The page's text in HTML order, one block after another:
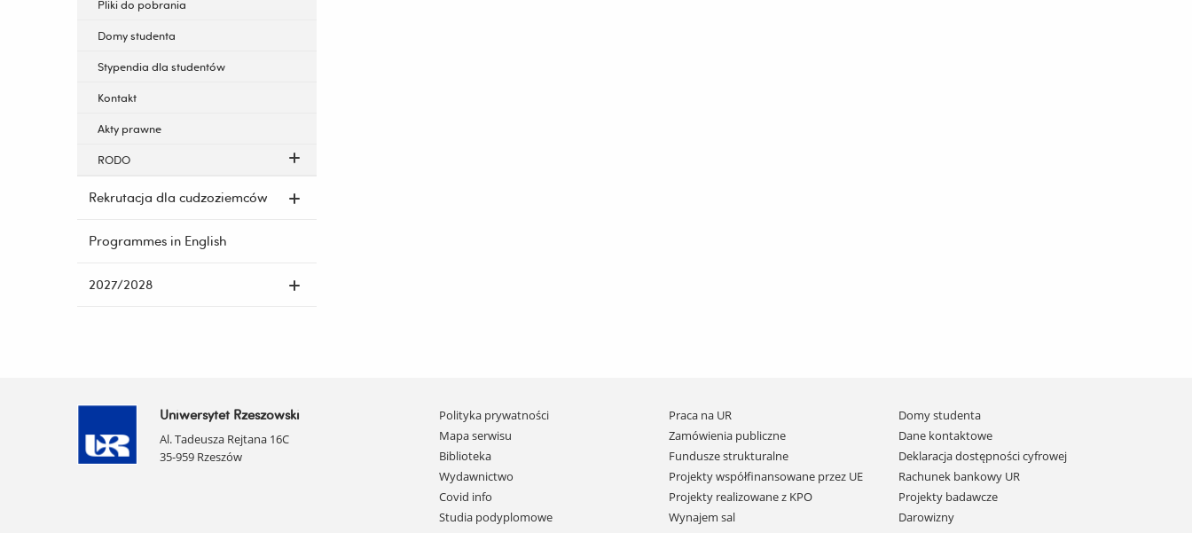
Pliki do pobrania
Domy studenta
Stypendia dla studentów
Kontakt
Akty prawne
RODO
Rekrutacja dla cudzoziemców
Programmes in English
2027/2028
Uniwersytet Rzeszowski
Al. Tadeusza Rejtana 16C
35-959 Rzeszów
Pomiń
nawigację
i
przejdź
do
treści
Polityka prywatności
Mapa serwisu
Biblioteka
Wydawnictwo
Covid info
Studia podyplomowe
Praca na UR
Zamówienia publiczne
Fundusze strukturalne
Projekty współfinansowane przez UE
Projekty realizowane z KPO
Wynajem sal
Domy studenta
Dane kontaktowe
Deklaracja dostępności cyfrowej
Rachunek bankowy UR
Projekty badawcze
Darowizny